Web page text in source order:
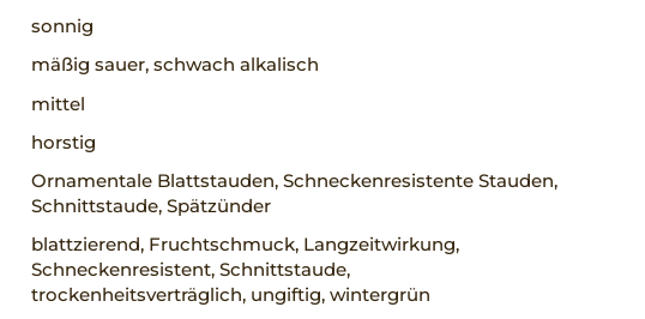
sonnig
mäßig sauer, schwach alkalisch
mittel
horstig
Ornamentale Blattstauden, Schneckenresistente Stauden,
Schnittstaude, Spätzünder
blattzierend, Fruchtschmuck, Langzeitwirkung,
Schneckenresistent, Schnittstaude,
trockenheitsverträglich, ungiftig, wintergrün